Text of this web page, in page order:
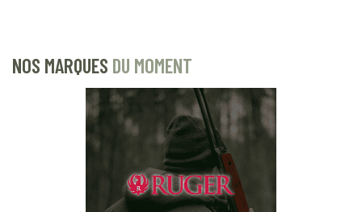
NOS MARQUES DU MOMENT